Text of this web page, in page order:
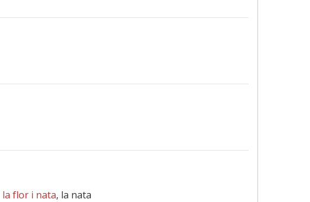
la flor i nata, la nata